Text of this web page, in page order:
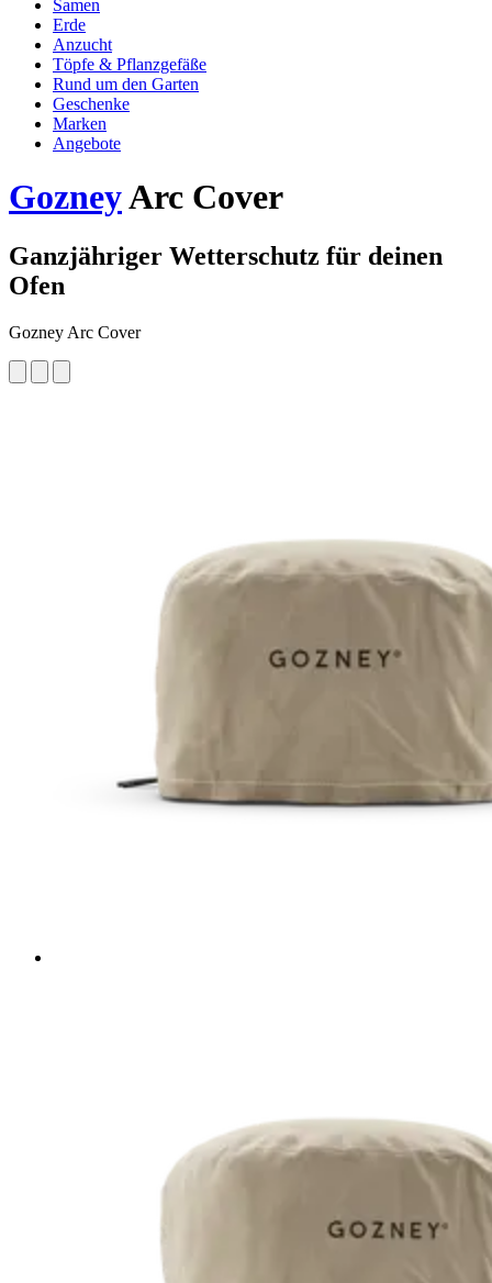
Samen
Erde
Anzucht
Töpfe & Pflanzgefäße
Rund um den Garten
Geschenke
Marken
Angebote
GozneyArc Cover
Ganzjähriger Wetterschutz für deinen
Ofen
Gozney Arc Cover